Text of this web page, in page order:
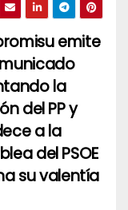
emite
la
del PP y
a la
del PSOE
su valentía